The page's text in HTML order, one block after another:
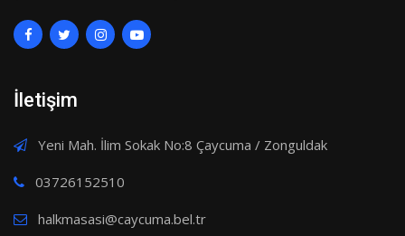
İletişim
Yeni Mah. İlim Sokak No:8 Çaycuma / Zonguldak
03726152510
halkmasasi@caycuma.bel.tr